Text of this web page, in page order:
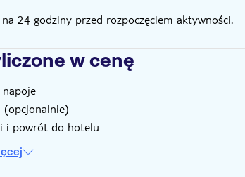
24 godziny przed rozpoczęciem aktywności.
w cenę
napoje
(opcjonalnie)
i powrót do hotelu